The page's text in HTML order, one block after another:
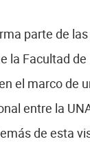
parte de
la Facultad
el marco de
entre la
de esta